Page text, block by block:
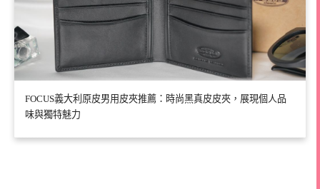
FOCUS義大利原皮男用皮夾推薦：時尚黑真皮皮夾，展現個人品
味與獨特魅力